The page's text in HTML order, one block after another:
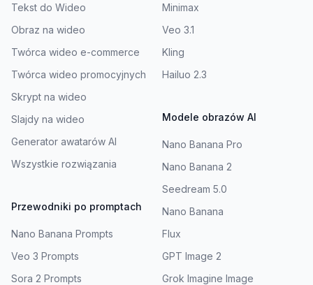
Tekst do Wideo
Obraz na wideo
Twórca wideo e-commerce
Twórca wideo promocyjnych
Skrypt na wideo
Slajdy na wideo
Generator awatarów AI
Wszystkie rozwiązania
Przewodniki po promptach
Nano Banana Prompts
Veo 3 Prompts
Sora 2 Prompts
Minimax
Veo 3.1
Kling
Hailuo 2.3
Modele obrazów AI
Nano Banana Pro
Nano Banana 2
Seedream 5.0
Nano Banana
Flux
GPT Image 2
Grok Imagine Image